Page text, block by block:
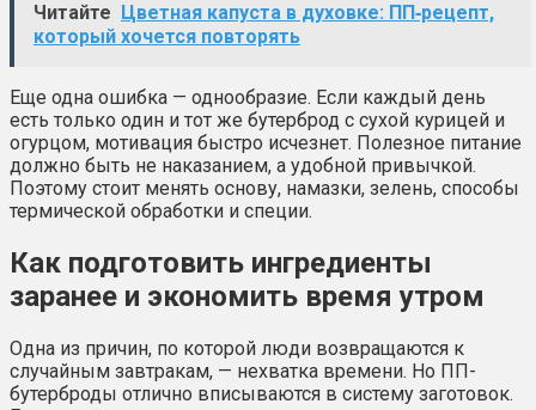
Читайте Цветная капуста в духовке: ПП‑рецепт,
который хочется повторять
Еще одна ошибка — однообразие. Если каждый день
есть только один и тот же бутерброд с сухой курицей и
огурцом, мотивация быстро исчезнет. Полезное питание
должно быть не наказанием, а удобной привычкой.
Поэтому стоит менять основу, намазки, зелень, способы
термической обработки и специи.
Как подготовить ингредиенты
заранее и экономить время утром
Одна из причин, по которой люди возвращаются к
случайным завтракам, — нехватка времени. Но ПП-
бутерброды отлично вписываются в систему заготовок.